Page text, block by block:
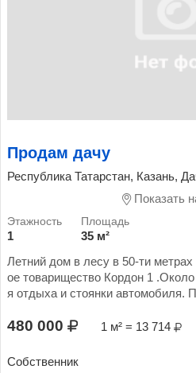
Продам дачу
Республика Татарстан, Казань,
Показать
1
35 м²
Летний дом в лесу в 50-ти
ое товарищество Кордон 1
я отдыха и стоянки автомобиля.
480 000 1 м² = 13 714
Собственник